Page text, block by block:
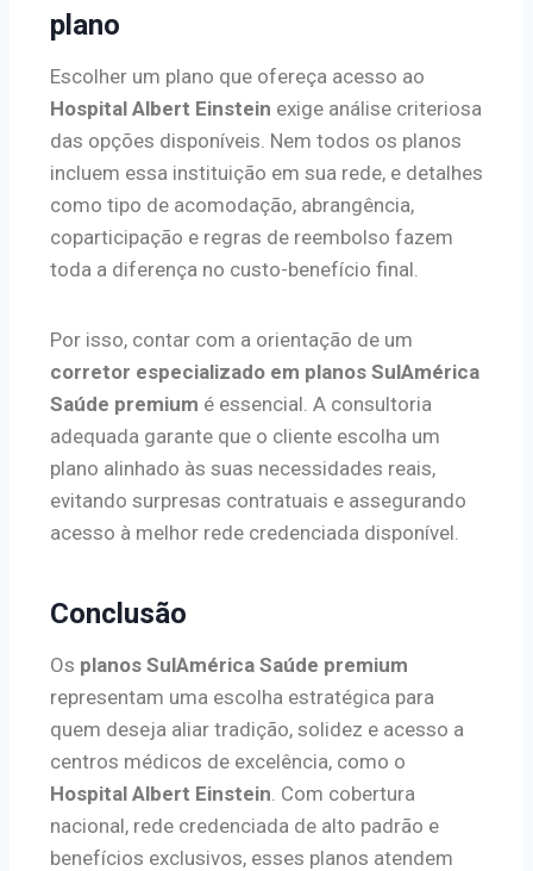
plano
Escolher um plano que ofereça acesso ao
Hospital Albert Einstein exige análise criteriosa
das opções disponíveis. Nem todos os planos
incluem essa instituição em sua rede, e detalhes
como tipo de acomodação, abrangência,
coparticipação e regras de reembolso fazem
toda a diferença no custo-benefício final.
Por isso, contar com a orientação de um
corretor especializado em planos SulAmérica
Saúde premium é essencial. A consultoria
adequada garante que o cliente escolha um
plano alinhado às suas necessidades reais,
evitando surpresas contratuais e assegurando
acesso à melhor rede credenciada disponível.
Conclusão
Os planos SulAmérica Saúde premium
representam uma escolha estratégica para
quem deseja aliar tradição, solidez e acesso a
centros médicos de excelência, como o
Hospital Albert Einstein . Com cobertura
nacional, rede credenciada de alto padrão e
benefícios exclusivos, esses planos atendem